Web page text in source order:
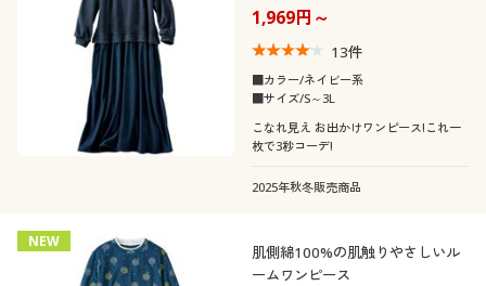
1,969円～
13件
■カラー/ネイビー系
■サイズ/S～3L
こなれ見え お出かけワンピース!これ一
枚で3秒コーデ!
2025年秋冬販売商品
NEW
肌側綿100%の肌触りやさしいル
ームワンピース